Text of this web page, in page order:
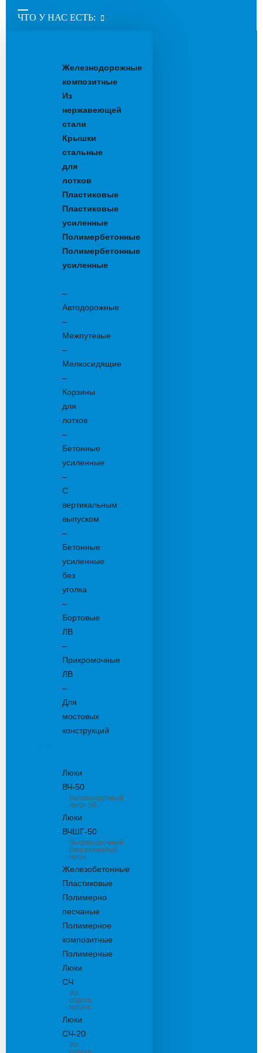
ЧТО У НАС ЕСТЬ:
Железнодорожные
композитные
Из
нержавеющей
стали
Крышки
стальные
для
лотков
Пластиковые
Пластиковые
усиленные
Полимербетонные
Полимербетонные
усиленные
–
Автодорожные
–
Межпутевые
–
Мелкосидящие
–
Корзины
для
лотков
–
Бетонные
усиленные
–
С
вертикальным
выпуском
–
Бетонные
усиленные
без
уголка
–
Бортовые
ЛВ
–
Прикромочные
ЛВ
–
Для
мостовых
конструкций
Люки
ВЧ-50
Высокопрочный
чугун 50
Люки
ВЧШГ-50
Высокопрочный
сверхтяжелый
чугун
Железобетонные
Пластиковые
Полимерно
песчаные
Полимерное
композитные
Полимерные
Люки
СЧ
Из
серого
чугуна
Люки
СЧ-20
Из